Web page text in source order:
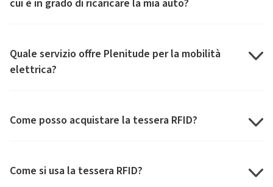
cui è in grado di ricaricare la mia auto?
Quale servizio offre Plenitude per la mobilità
elettrica?
Come posso acquistare la tessera RFID?
Come si usa la tessera RFID?